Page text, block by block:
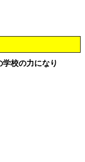
校の力になり